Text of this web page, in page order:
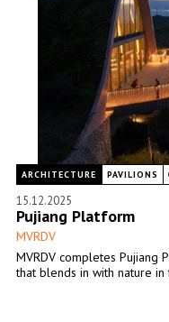
ARCHITECTURE PAVILIONS
15.12.2025
Pujiang Platform
MVRDV
MVRDV completes Pujiang
that blends in with nature